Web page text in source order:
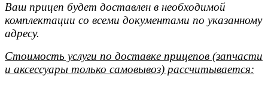
Ваш прицеп будет доставлен в необходимой
комплектации со всеми документами по указанному
адресу.
Стоимость услуги по доставке прицепов (запчасти
и аксессуары только самовывоз) рассчитывается: